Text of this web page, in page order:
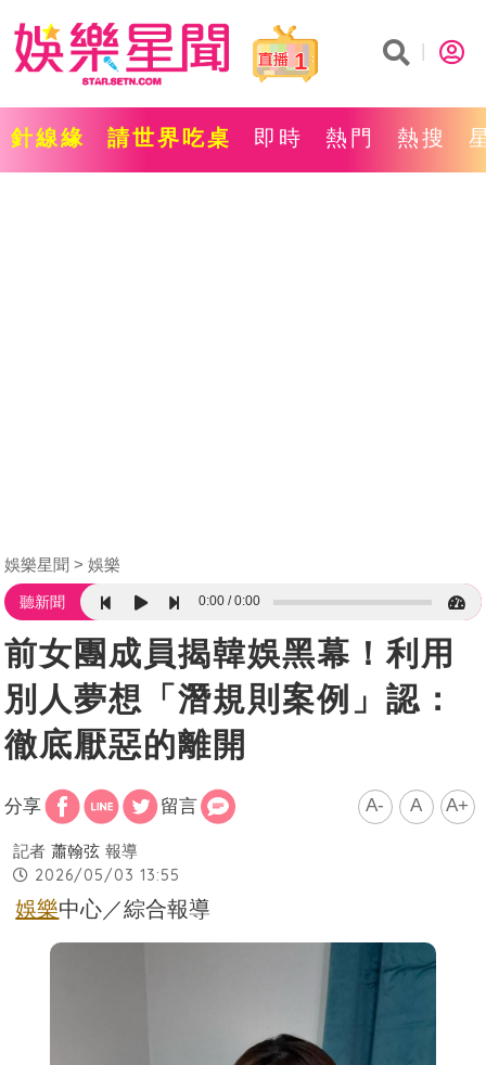
1
針線緣 請世界吃桌 即時 熱門 熱搜
娛樂星聞 娛樂
聽新聞 0:00 0:00
前女團成員揭韓娛黑幕！利用
別人夢想「潛規則案例」認：
徹底厭惡的離開
分享 留言 A- A A+
記者 蕭翰弦 報導
2026/05/03 13:55
娛樂中心／綜合報導